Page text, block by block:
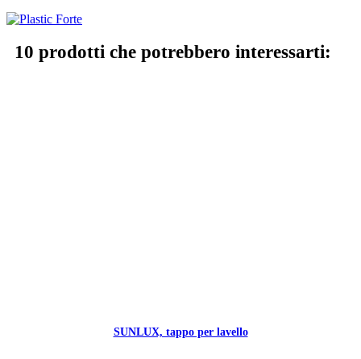
10 prodotti che potrebbero interessarti:
SUNLUX, tappo per lavello